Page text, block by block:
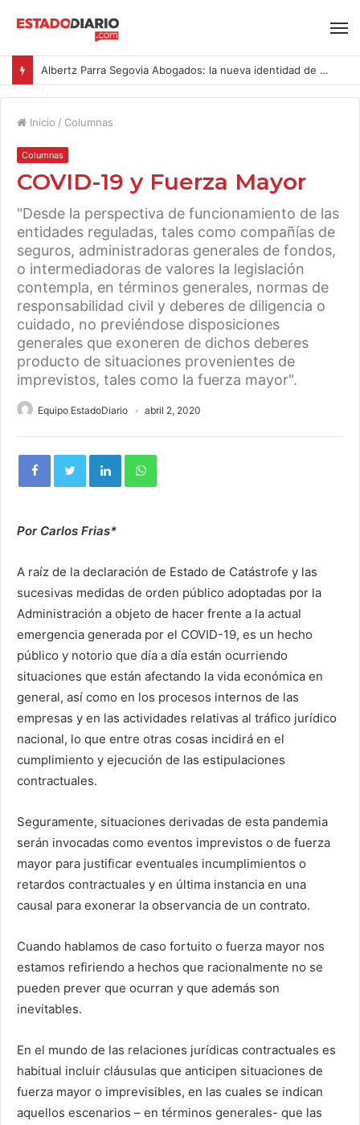
Albertz Parra Segovia Abogados: la nueva identidad de Segovia Consulting
Inicio / Columnas
Columnas
COVID-19 y Fuerza Mayor
"Desde la perspectiva de funcionamiento de las
entidades reguladas, tales como compañías de
seguros, administradoras generales de fondos,
o intermediadoras de valores la legislación
contempla, en términos generales, normas de
responsabilidad civil y deberes de diligencia o
cuidado, no previéndose disposiciones
generales que exoneren de dichos deberes
producto de situaciones provenientes de
imprevistos, tales como la fuerza mayor".
Equipo EstadoDiario abril 2, 2020
Por Carlos Frias*
A raíz de la declaración de Estado de Catástrofe y las
sucesivas medidas de orden público adoptadas por la
Administración a objeto de hacer frente a la actual
emergencia generada por el COVID-19, es un hecho
público y notorio que día a día están ocurriendo
situaciones que están afectando la vida económica en
general, así como en los procesos internos de las
empresas y en las actividades relativas al tráfico jurídico
nacional, lo que entre otras cosas incidirá en el
cumplimiento y ejecución de las estipulaciones
contractuales.
Seguramente, situaciones derivadas de esta pandemia
serán invocadas como eventos imprevistos o de fuerza
mayor para justificar eventuales incumplimientos o
retardos contractuales y en última instancia en una
causal para exonerar la observancia de un contrato.
Cuando hablamos de caso fortuito o fuerza mayor nos
estamos refiriendo a hechos que racionalmente no se
pueden prever que ocurran y que además son
inevitables.
En el mundo de las relaciones jurídicas contractuales es
habitual incluir cláusulas que anticipen situaciones de
fuerza mayor o imprevisibles, en las cuales se indican
aquellos escenarios – en términos generales- que las